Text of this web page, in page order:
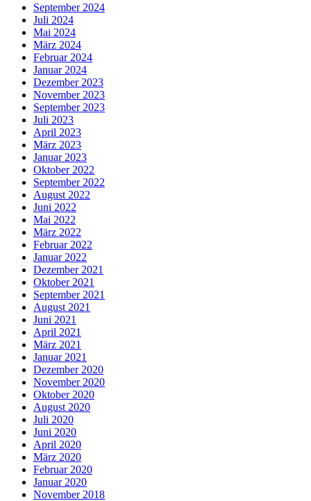
September 2024
Juli 2024
Mai 2024
März 2024
Februar 2024
Januar 2024
Dezember 2023
November 2023
September 2023
Juli 2023
April 2023
März 2023
Januar 2023
Oktober 2022
September 2022
August 2022
Juni 2022
Mai 2022
März 2022
Februar 2022
Januar 2022
Dezember 2021
Oktober 2021
September 2021
August 2021
Juni 2021
April 2021
März 2021
Januar 2021
Dezember 2020
November 2020
Oktober 2020
August 2020
Juli 2020
Juni 2020
April 2020
März 2020
Februar 2020
Januar 2020
November 2018